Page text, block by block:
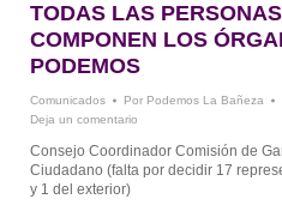
TODAS LAS
COMPONEN LOS
PODEMOS
Comunicados Por Podemos La Bañeza
Deja un comentario
Consejo Coordinador Comisión de
Ciudadano (falta por decidir 17
y 1 del exterior)